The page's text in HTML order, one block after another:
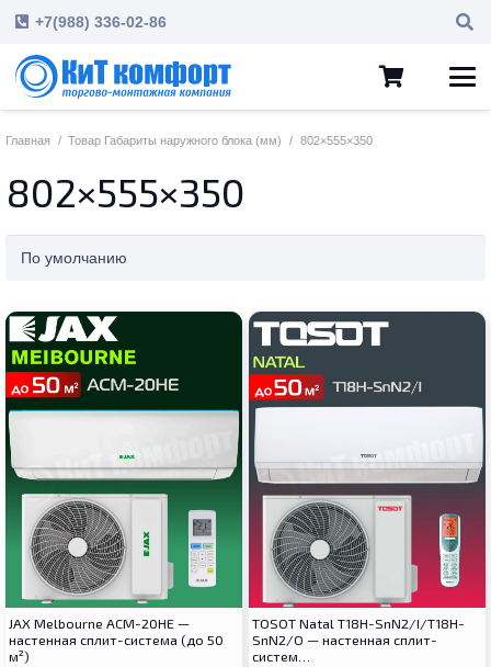
+7(988) 336-02-86
Главная / Товар Габариты наружного блока (мм) / 802×555×350
802×555×350
JAX Melbourne ACM-20HE —
настенная сплит-система (до 50
м²)
TOSOT Natal T18H-SnN2/I/T18H-
SnN2/O — настенная сплит-
систем…